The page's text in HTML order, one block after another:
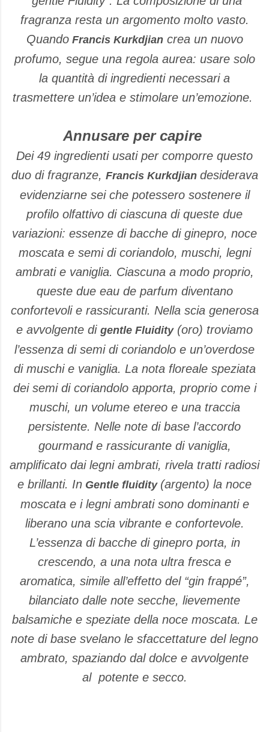
fragranza resta un argomento molto vasto.
QuandoFrancis Kurkdjiancrea un nuovo
profumo, segue una regola aurea: usare solo
la quantità di ingredienti necessari a
trasmettere un’idea e stimolare un’emozione.
Annusare per capire
Dei 49 ingredienti usati per comporre questo
duo di fragranze, Francis Kurkdjian desiderava
evidenziarne sei che potessero sostenere il
profilo olfattivo di ciascuna di queste due
variazioni: essenze di bacche di ginepro, noce
moscata e semi di coriandolo, muschi, legni
ambrati e vaniglia. Ciascuna a modo proprio,
queste due eau de parfum diventano
confortevoli e rassicuranti. Nella scia generosa
e avvolgente di gentle Fluidity(oro) troviamo
l’essenza di semi di coriandolo e un’overdose
di muschi e vaniglia. La nota floreale speziata
dei semi di coriandolo apporta, proprio come i
muschi, un volume etereo e una traccia
persistente. Nelle note di base l’accordo
gourmand e rassicurante di vaniglia,
amplificato dai legni ambrati, rivela tratti radiosi
e brillanti. In Gentle fluidity (argento) la noce
moscata e i legni ambrati sono dominanti e
liberano una scia vibrante e confortevole.
L’essenza di bacche di ginepro porta, in
crescendo, a una nota ultra fresca e
aromatica, simile all’effetto del “gin frappé”,
bilanciato dalle note secche, lievemente
balsamiche e speziate della noce moscata. Le
note di base svelano le sfaccettature del legno
ambrato, spaziando dal dolce e avvolgente
al potente e secco.